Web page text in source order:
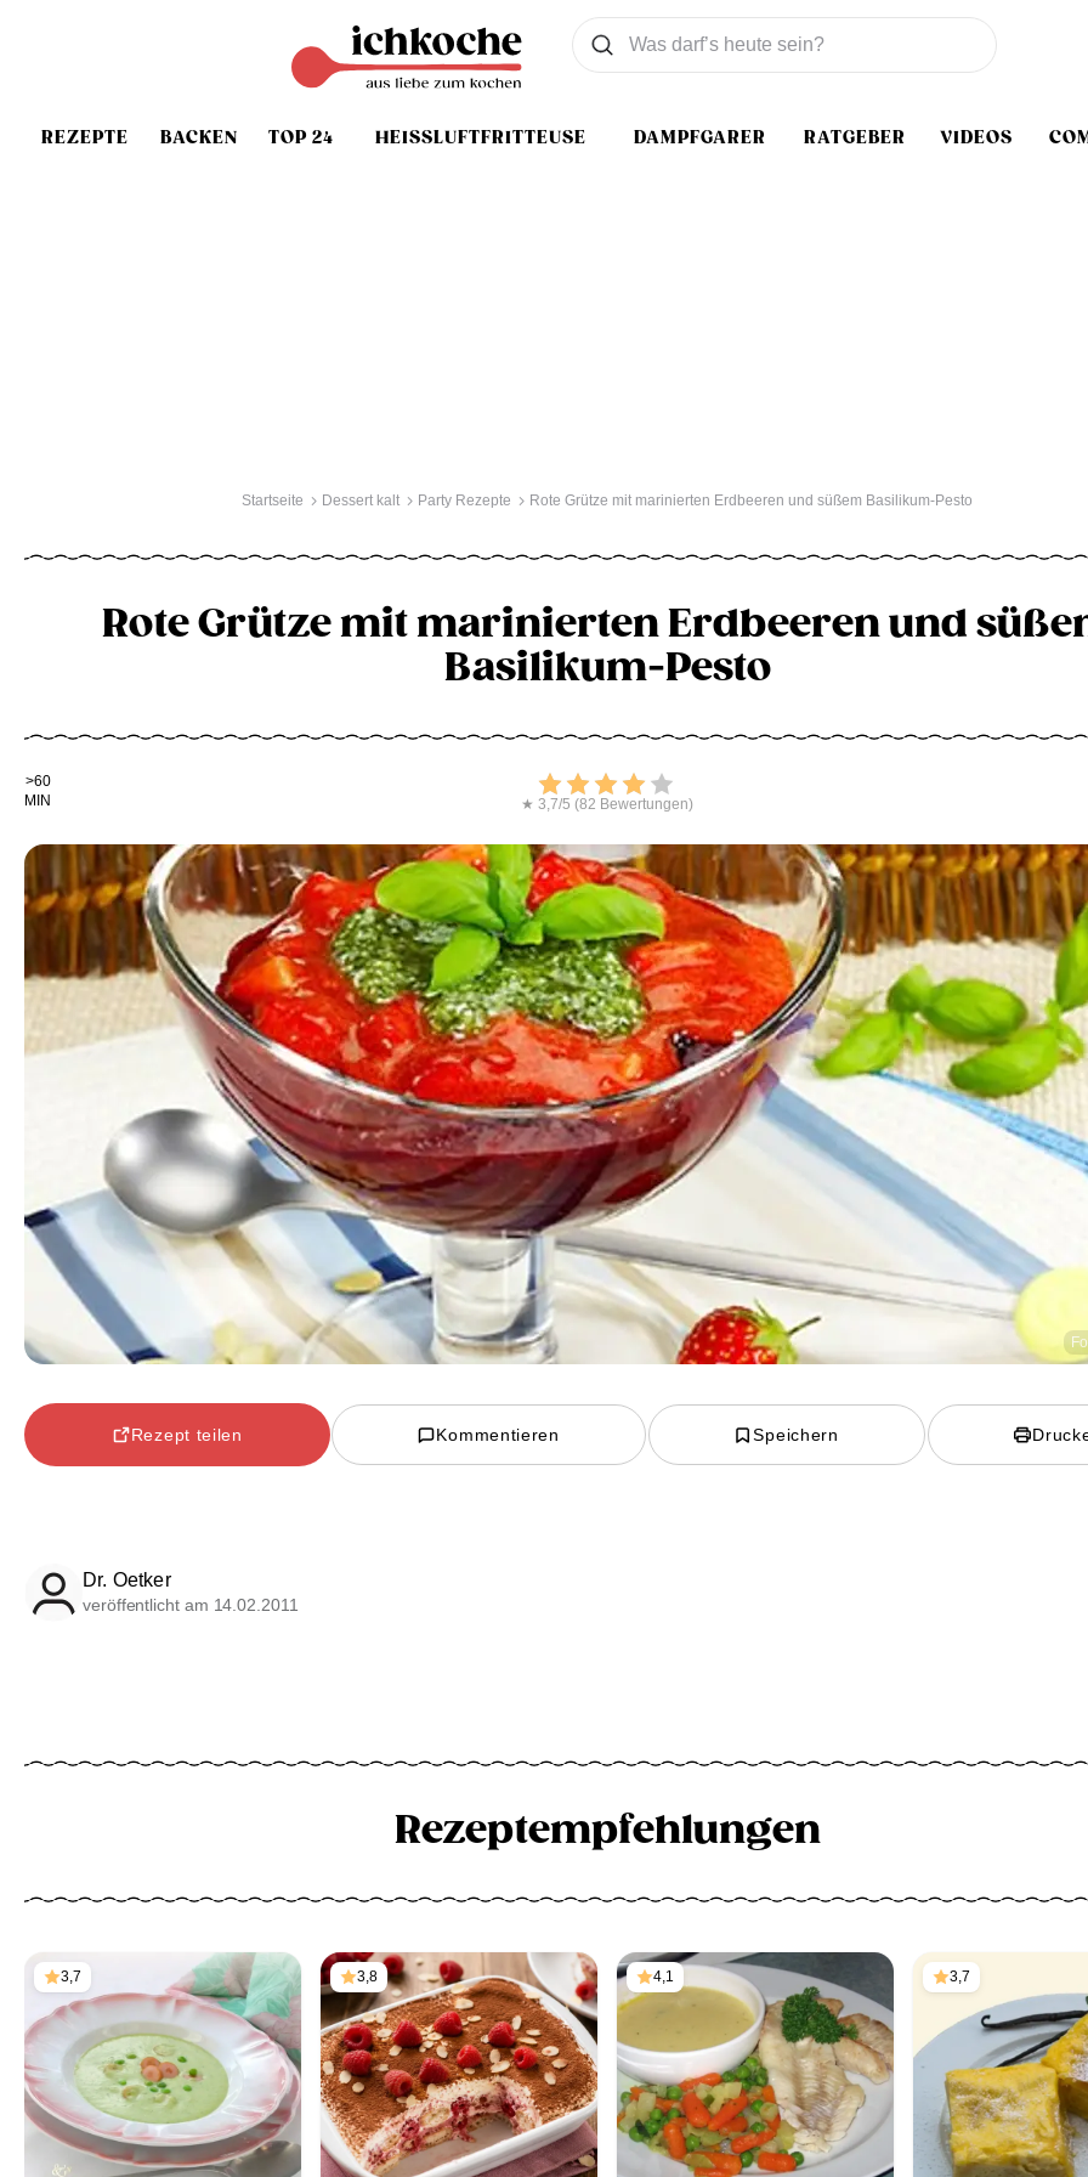
REZEPTE BACKEN TOP 24 HEISSLUFTFRITTEUSE DAMPFGARER RATGEBER VIDEOS
Was wollen Sie suchen
Suchen
Startseite Dessert kalt Party Rezepte Rote Grütze mit marinierten Erdbeeren und süßem Basilikum-Pesto
Rote Grütze mit marinierten Erdbeeren und
Basilikum-Pesto
Kochdauer
>60
MIN
Bewerten
★ 3,7/5 (82 Bewertungen)
Rezept teilen Kommentieren Speichern
Dr. Oetker
veröffentlicht am 14.02.2011
Rezeptempfehlungen
3,7 3,8 4,1 3,7